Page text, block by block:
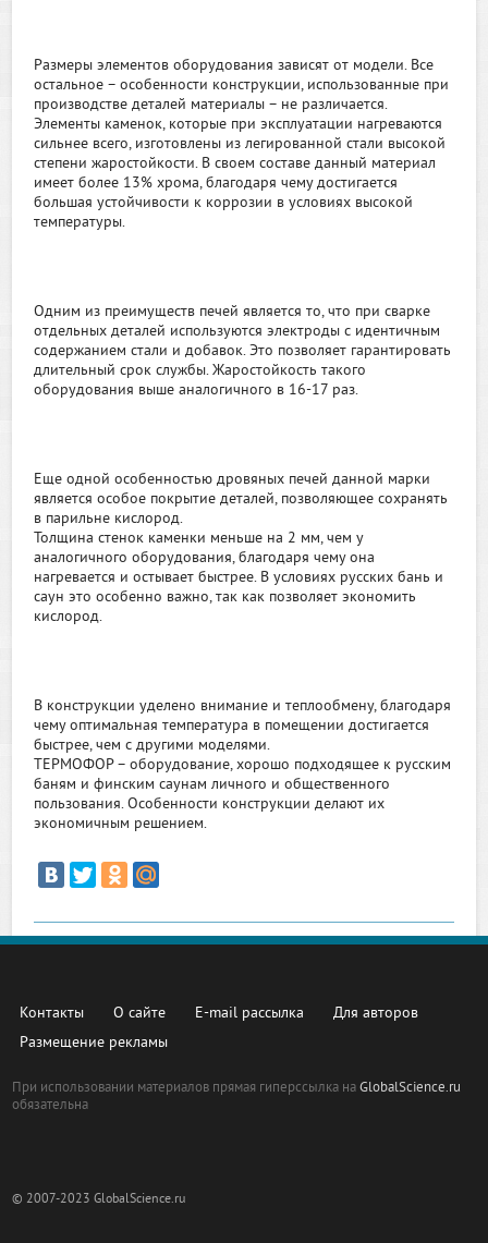
Размеры элементов оборудования зависят от модели. Все
остальное – особенности конструкции, использованные при
производстве деталей материалы – не различается.
Элементы каменок, которые при эксплуатации нагреваются
сильнее всего, изготовлены из легированной стали высокой
степени жаростойкости. В своем составе данный материал
имеет более 13% хрома, благодаря чему достигается
большая устойчивости к коррозии в условиях высокой
температуры.
Одним из преимуществ печей является то, что при сварке
отдельных деталей используются электроды с идентичным
содержанием стали и добавок. Это позволяет гарантировать
длительный срок службы. Жаростойкость такого
оборудования выше аналогичного в 16-17 раз.
Еще одной особенностью дровяных печей данной марки
является особое покрытие деталей, позволяющее сохранять
в парильне кислород.
Толщина стенок каменки меньше на 2 мм, чем у
аналогичного оборудования, благодаря чему она
нагревается и остывает быстрее. В условиях русских бань и
саун это особенно важно, так как позволяет экономить
кислород.
В конструкции уделено внимание и теплообмену, благодаря
чему оптимальная температура в помещении достигается
быстрее, чем с другими моделями.
ТЕРМОФОР – оборудование, хорошо подходящее к русским
баням и финским саунам личного и общественного
пользования. Особенности конструкции делают их
экономичным решением.
Контакты О сайте E-mail рассылка
Для авторов
Размещение рекламы
При использовании материалов прямая гиперссылка наGlobalScience.ru
обязательна
© 2007-2023 GlobalScience.ru